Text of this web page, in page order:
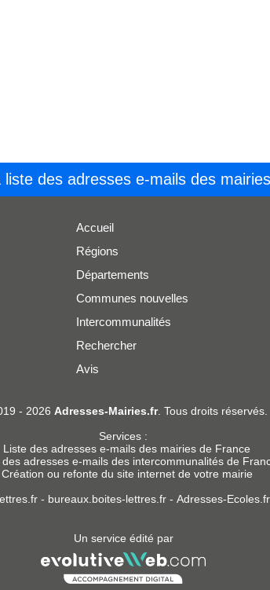
liste des adresses e-mails des
Accueil
Régions
Départements
Communes nouvelles
Intercommunalités
Rechercher
Avis
- 2026 Adresses-Mairies.fr. Tous droits réservés.
Services :
Liste des adresses e-mails des mairies de France
des adresses e-mails des intercommunalités de
Création ou refonte du site internet de votre mairie
- bureaux.boites-lettres.fr- Adresses-Ecoles.fr
Un service édité par